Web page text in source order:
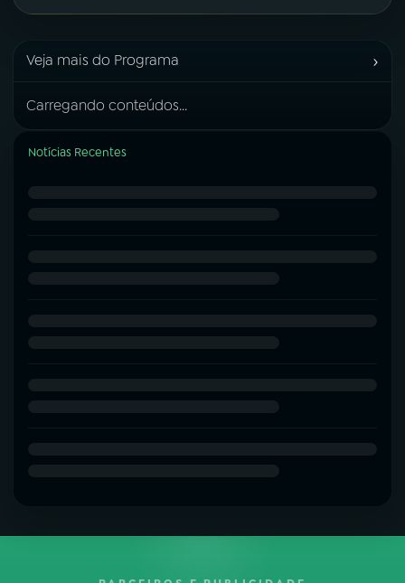
Veja mais do Programa ›
Carregando conteúdos...
Notícias Recentes